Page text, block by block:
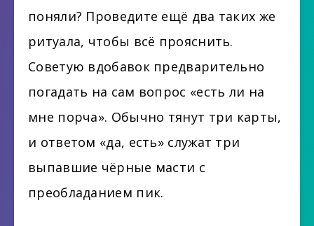
поняли? Проведите ещё два таких же
ритуала, чтобы всё прояснить.
Советую вдобавок предварительно
погадать на сам вопрос «есть ли на
мне порча». Обычно тянут три карты,
и ответом «да, есть» служат три
выпавшие чёрные масти с
преобладанием пик.